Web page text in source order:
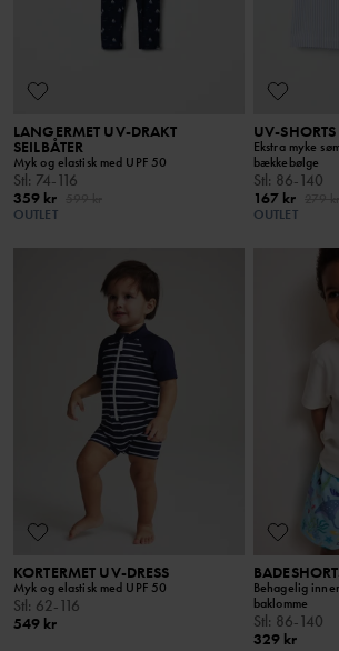
LANGERMET UV-DRAKT
SEILBÅTER
Myk og elastisk med UPF 50
Stl: 74-116
359 kr
OUTLET
UV-SHORTS
Ekstra myke
bækkebølge
Stl: 86-140
167 kr
OUTLET
KORTERMET UV-DRESS
Myk og elastisk med UPF 50
Stl: 62-116
549 kr
Behagelig
baklomme
Stl: 86-140
329 kr